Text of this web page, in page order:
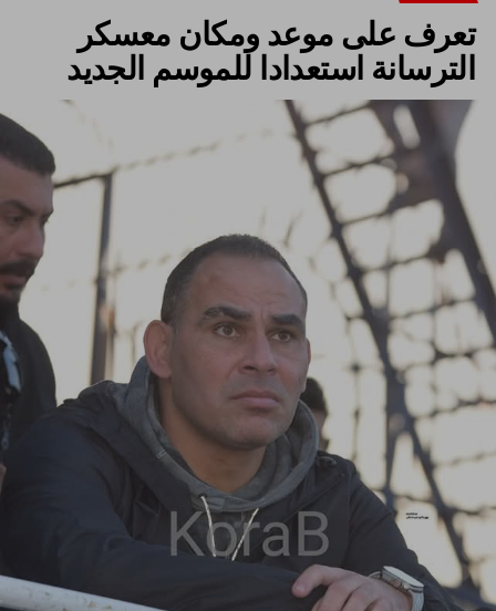
تعرف على موعد ومكان معسكر
الترسانة استعدادا للموسم الجديد